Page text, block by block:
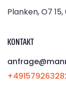
Planken, O7
KONTAKT